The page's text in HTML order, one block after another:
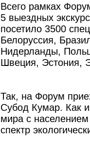
Всего рамках
5 выездных
посетило 3500
Белоруссия,
Нидерланды,
Швеция, Эстония,
Так, на Форум
Субод Кумар. Как
мира с
спектр